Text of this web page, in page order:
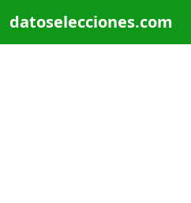
datoselecciones.com